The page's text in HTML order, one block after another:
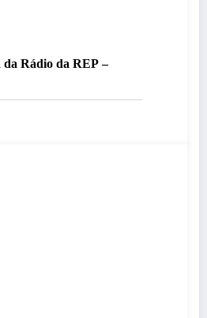
da Rádio da REP –